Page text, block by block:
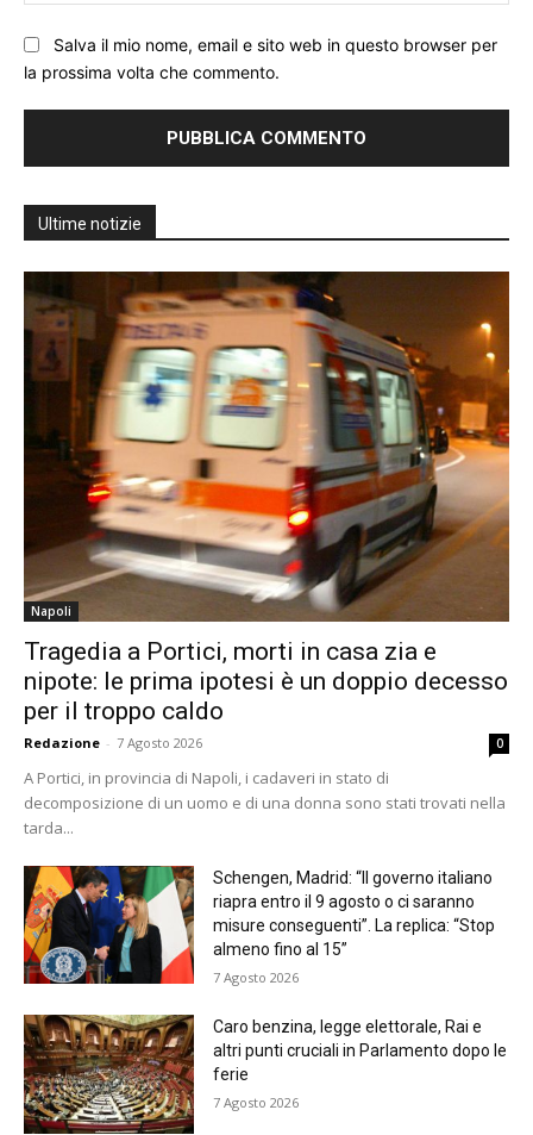
Salva il mio nome, email e sito web in questo browser per
la prossima volta che commento.
Ultime notizie
Napoli
Tragedia a Portici, morti in casa zia e
nipote: le prima ipotesi è un doppio decesso
per il troppo caldo
Redazione - 7 Agosto 2026 0
A Portici, in provincia di Napoli, i cadaveri in stato di
decomposizione di un uomo e di una donna sono stati trovati nella
tarda...
Schengen, Madrid: “Il governo italiano
riapra entro il 9 agosto o ci saranno
misure conseguenti”. La replica: “Stop
almeno fino al 15”
7 Agosto 2026
Caro benzina, legge elettorale, Rai e
altri punti cruciali in Parlamento dopo le
ferie
7 Agosto 2026